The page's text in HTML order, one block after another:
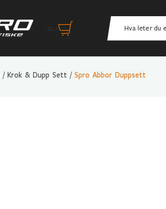
/ Krok & Dupp Sett / Spro Abbor Duppsett